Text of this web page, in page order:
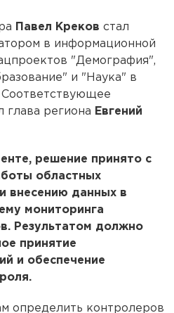
Павел Креков стал
в информационной
"Демография",
и "Наука" в
Соответствующее
глава региона Евгений
решение принято с
областных
внесению данных в
мониторинга
Результатом должно
принятие
и обеспечение
определить контролеров